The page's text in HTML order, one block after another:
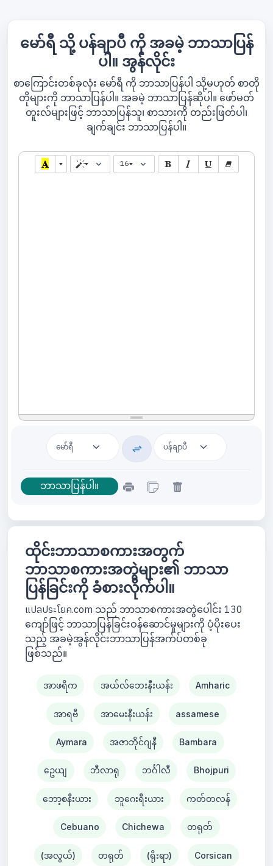
မော်ရီ သို့ ပန်ချာပီ ကို အခမဲ့ ဘာသာပြန်
ပါ။ အွန်လိုင်း
စာကြောင်းတစ်ခုလုံး မော်ရီ ကို ဘာသာပြန်ပါ သို့မဟုတ် စာတို
တိုများကို ဘာသာပြန်ပါ။ အခမဲ့ ဘာသာပြန်ဆိုပါ။ ဖော်မတ်
တူးလ်များဖြင့် ဘာသာပြန်သူ၊ စာသားကို တည်းဖြတ်ပါ၊
ချက်ချင်း ဘာသာပြန်ပါ။
16
ထိုင်းဘာသာစကားအတွက်
ဘာသာစကားအတွဲများ၏ ဘာသာ
ပြန်ခြင်းကို ခံစားလိုက်ပါ။
แปลประโยค.com သည် ဘာသာစကားအတွဲပေါင်း 130
ကျော်ဖြင့် ဘာသာပြန်ခြင်းဝန်ဆောင်မှုများကို ပံ့ပိုးပေး
သည့် အခမဲ့အွန်လိုင်းဘာသာပြန်အက်ပ်တစ်ခု
ဖြစ်သည်။
အာဖရိက အယ်လ်ဘေးနီးယန်း Amharic
အာရဗီ အာမေးနီးယန်း assamese
Aymara အဇာဘိုင်ဂျနီ Bambara
ဥေယျ ဘီလာရု ဘင်္ဂါလီ Bhojpuri
ဘော့စနီးယား ဘူဂေးရီးယား ကတ်တလန်
Cebuano Chichewa တရုတ်
(အလွယ်) တရုတ် (ရိုးရာ) Corsican